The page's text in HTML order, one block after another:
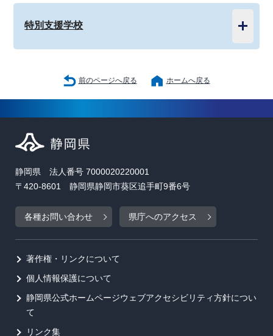
特別支援学校
前のページへ戻る ホームへ戻る
静岡県 法人番号 7000020220001
〒420-8601 静岡県静岡市葵区追手町9番6号
各種お問い合わせ 県庁へのアクセス
著作権・リンクについて
個人情報保護について
静岡県公式ホームページウェブアクセシビリティ方針につい
て
リンク集